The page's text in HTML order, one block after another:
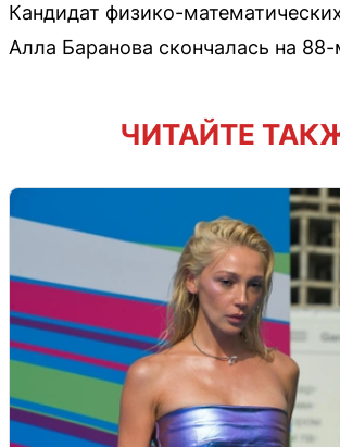
Кандидат физико-
Алла Баранова скончалась на
ЧИТАЙТЕ